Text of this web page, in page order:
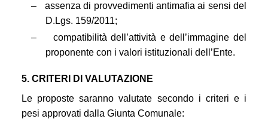
–
assenza di provvedimenti antimafia ai sensi del
D.Lgs. 159/2011;
–
compatibilità dell’attività e dell’immagine del
proponente con i valori istituzionali dell’Ente.
5. CRITERI DI VALUTAZIONE
Le proposte saranno valutate secondo i criteri e i
pesi approvati dalla Giunta Comunale: